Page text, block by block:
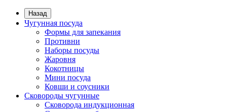
Назад
Чугунная посуда
Формы для запекания
Противни
Наборы посуды
Жаровня
Кокотницы
Мини посуда
Ковши и соусники
Сковороды чугунные
Сковорода индукционная